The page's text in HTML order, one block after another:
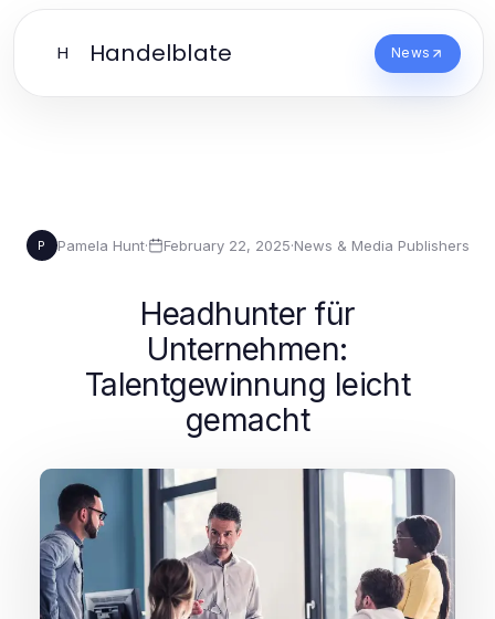
H Handelblate News
P Pamela Hunt· February 22, 2025·News & Media Publishers
Headhunter für
Unternehmen:
Talentgewinnung leicht
gemacht